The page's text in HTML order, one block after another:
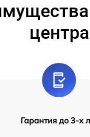
центра
Гарантия до 3-х